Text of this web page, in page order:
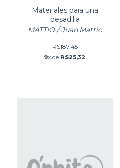
Materiales para una
pesadilla
MATTIO / Juan Mattio
R$187,45
9x de R$25,32